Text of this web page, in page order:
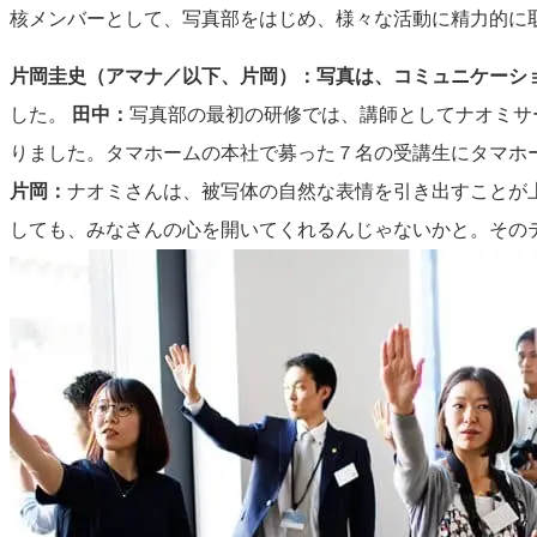
核メンバーとして、写真部をはじめ、様々な活動に精力的に
片岡圭史（アマナ／以下、片岡）： 写真は、コミュニケーシ
した。
田中： 写真部の最初の研修では、講師としてナオミ
りました。タマホームの本社で募った７名の受講生にタマ
片岡： ナオミさんは、被写体の自然な表情を引き出すこと
しても、みなさんの心を開いてくれるんじゃないかと。そ